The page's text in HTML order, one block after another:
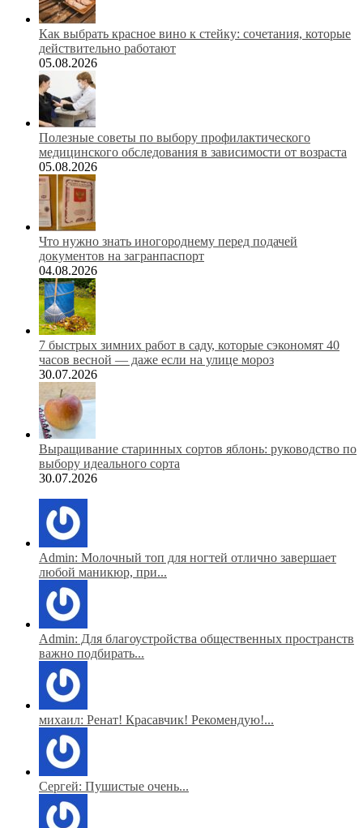
Как выбрать красное вино к стейку: сочетания, которые
действительно работают
05.08.2026
Полезные советы по выбору профилактического
медицинского обследования в зависимости от возраста
05.08.2026
Что нужно знать иногороднему перед подачей
документов на загранпаспорт
04.08.2026
7 быстрых зимних работ в саду, которые сэкономят 40
часов весной — даже если на улице мороз
30.07.2026
Выращивание старинных сортов яблонь: руководство по
выбору идеального сорта
30.07.2026
Admin: Молочный топ для ногтей отлично завершает
любой маникюр, при...
Admin: Для благоустройства общественных пространств
важно подбирать...
михаил: Ренат! Красавчик! Рекомендую!...
Сергей: Пушистые очень...